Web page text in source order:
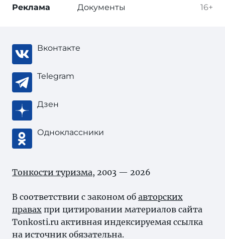
16+
Реклама Документы
Вконтакте
Telegram
Дзен
Одноклассники
Тонкости туризма, 2003 — 2026
В соответствии с законом об авторских
правах при цитировании материалов сайта
Tonkosti.ru активная индексируемая ссылка
на источник обязательна.